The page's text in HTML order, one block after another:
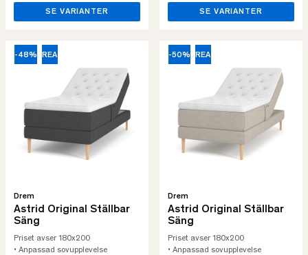
SE VARIANTER SE VARIANTER
-48% REA
Drem
Astrid Original Ställbar
Säng
Priset avser 180x200
• Anpassad sovupplevelse
-50% REA
Drem
Astrid Original Ställbar
Säng
Priset avser 180x200
• Anpassad sovupplevelse